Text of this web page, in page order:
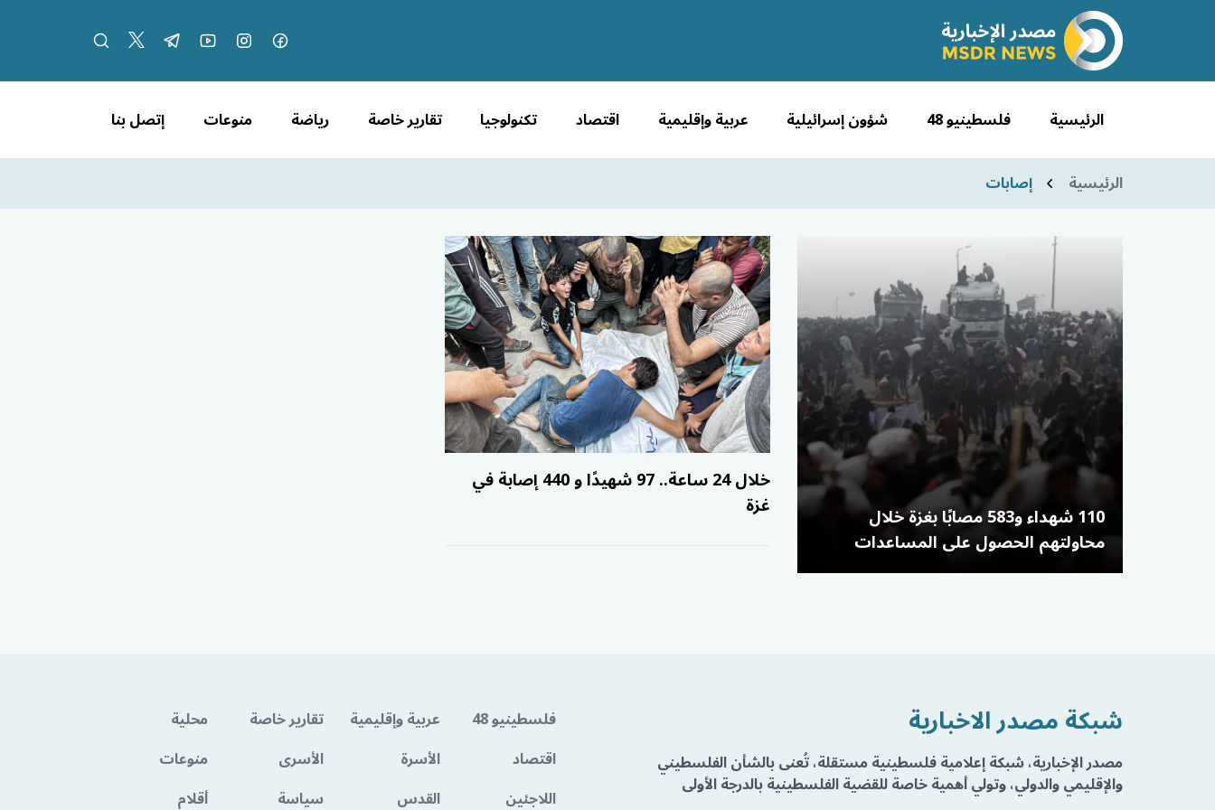
الرئيسية فلسطينيو 48 شؤون إسرائيلية عربية وإقليمية اقتصاد تكنولوجيا تقارير خاصة رياضة منوعات إتصل بنا
الرئيسية إصابات
110 شهداء و583 مصابًا بغزة خلال
محاولتهم الحصول على المساعدات
خلال 24 ساعة.. 97 شهيدًا و 440 إصابة في
غزة
شبكة مصدر الاخبارية
مصدر الإخبارية، شبكة إعلامية فلسطينية مستقلة، تُعنى بالشأن الفلسطيني
والإقليمي والدولي، وتولي أهمية خاصة للقضية الفلسطينية بالدرجة الأولى
فلسطينيو 48 عربية وإقليمية تقارير خاصة
محلية
اقتصاد
الأسرة الأسرى
منوعات
اللاجئين
القدس سياسة أقلام